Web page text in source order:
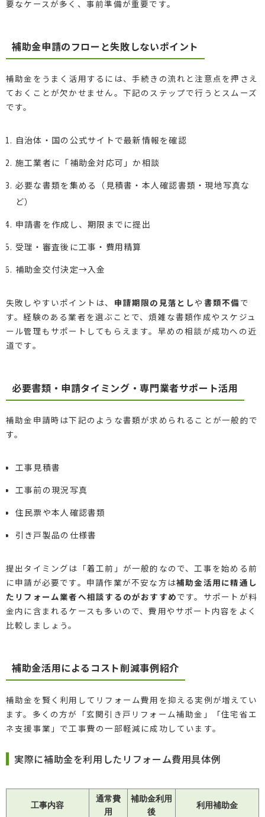
要なケースが多く、事前準備が重要です。
補助金申請のフローと失敗しないポイント
補助金をうまく活用するには、手続きの流れと注意点を押さえ
ておくことが欠かせません。下記のステップで行うとスムーズ
です。
自治体・国の公式サイトで最新情報を確認
施工業者に「補助金対応可」か相談
必要な書類を集める（見積書・本人確認書類・現地写真な
ど）
申請書を作成し、期限までに提出
受理・審査後に工事・費用精算
補助金交付決定→入金
失敗しやすいポイントは、 申請期限の見落としや 書類不備で
す。経験のある業者を選ぶことで、煩雑な書類作成やスケジュ
ール管理もサポートしてもらえます。早めの相談が成功への近
道です。
必要書類・申請タイミング・専門業者サポート活用
補助金申請時は下記のような書類が求められることが一般的で
す。
工事見積書
工事前の現況写真
住民票や本人確認書類
引き戸製品の仕様書
提出タイミングは「着工前」が一般的なので、工事を始める前
に申請が必要です。申請作業が不安な方は補助金活用に精通し
たリフォーム業者へ相談するのがおすすめです。サポートが料
金内に含まれるケースも多いので、費用やサポート内容をよく
比較しましょう。
補助金活用によるコスト削減事例紹介
補助金を賢く利用してリフォーム費用を抑える実例が増えてい
ます。多くの方が「玄関引き戸リフォーム補助金」「住宅省エ
ネ支援事業」で工事費の一部軽減に成功しています。
実際に補助金を利用したリフォーム費用具体例
工事内容
通常費
用
補助金利用
後
利用補助金